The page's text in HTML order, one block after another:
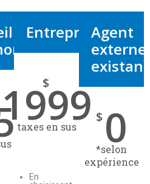
Entrepreneur
$
1999
taxes en sus
En
Agent
externe
existant
$ 0
*selon
expérience